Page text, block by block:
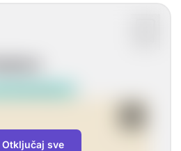
Otključaj sve